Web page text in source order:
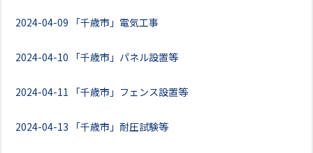
2024-04-09 「千歳市」電気工事
2024-04-10 「千歳市」パネル設置等
2024-04-11 「千歳市」フェンス設置等
2024-04-13 「千歳市」耐圧試験等